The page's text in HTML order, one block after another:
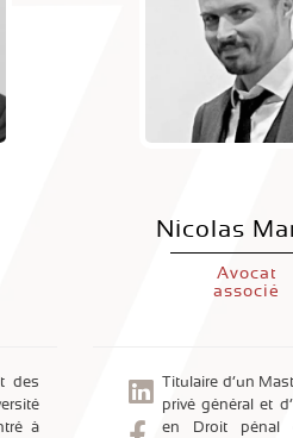
des
à
Nicolas
Avocat
associé
Titulaire d’un
privé général et
en Droit pénal